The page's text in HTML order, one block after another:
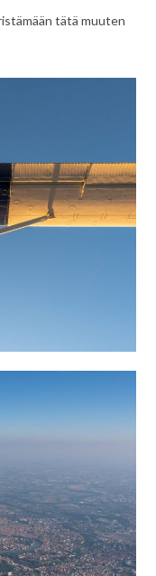
tätä muuten